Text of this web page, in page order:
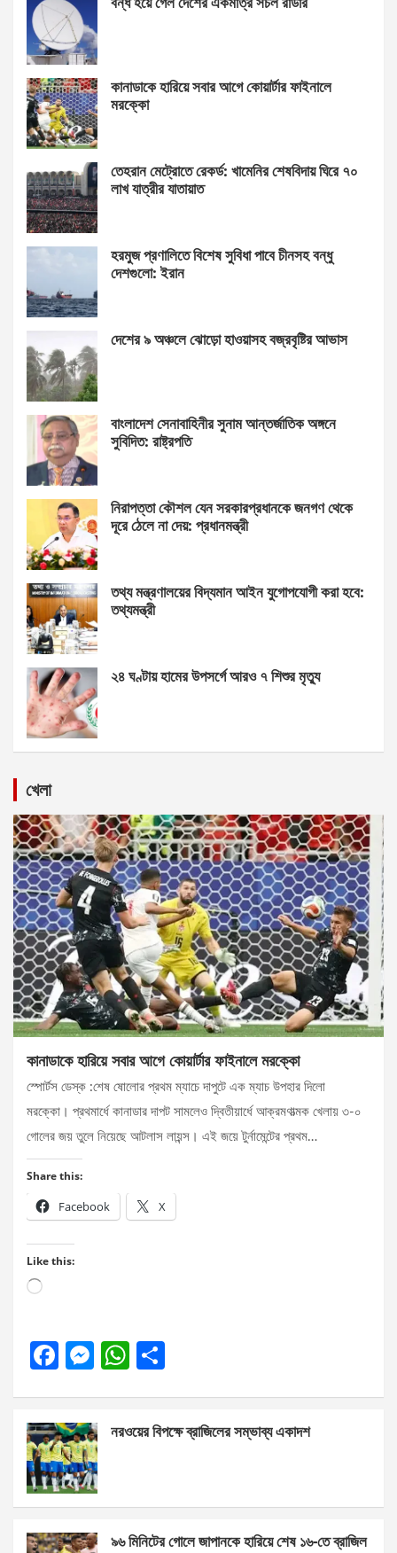
কানাডাকে হারিয়ে সবার আগে কোয়ার্টার ফাইনালে
মরক্কো
তেহরান মেট্রোতে রেকর্ড: খামেনির শেষবিদায় ঘিরে ৭০
লাখ যাত্রীর যাতায়াত
হরমুজ প্রণালিতে বিশেষ সুবিধা পাবে চীনসহ বন্ধু
দেশগুলো: ইরান
দেশের ৯ অঞ্চলে ঝোড়ো হাওয়াসহ বজ্রবৃষ্টির আভাস
বাংলাদেশ সেনাবাহিনীর সুনাম আন্তর্জাতিক অঙ্গনে
সুবিদিত: রাষ্ট্রপতি
নিরাপত্তা কৌশল যেন সরকারপ্রধানকে জনগণ থেকে
দূরে ঠেলে না দেয়: প্রধানমন্ত্রী
তথ্য মন্ত্রণালয়ের বিদ্যমান আইন যুগোপযোগী করা হবে:
তথ্যমন্ত্রী
২৪ ঘণ্টায় হামের উপসর্গে আরও ৭ শিশুর মৃত্যু
খেলা
কানাডাকে হারিয়ে সবার আগে কোয়ার্টার ফাইনালে মরক্কো
স্পোর্টস ডেস্ক :শেষ ষোলোর প্রথম ম্যাচে দাপুটে এক ম্যাচ উপহার দিলো
মরক্কো। প্রথমার্ধে কানাডার দাপট সামলেও দ্বিতীয়ার্ধে আক্রমণাত্মক খেলায় ৩-০
গোলের জয় তুলে নিয়েছে আটলাস লায়ন্স। এই জয়ে টুর্নামেন্টের প্রথম…
Share this:
Facebook X
Like this:
Loading…
F
b
o
o
k
M
n
g
er
W
s
p
e
নরওয়ের বিপক্ষে ব্রাজিলের সম্ভাব্য একাদশ
৯৬ মিনিটের গোলে জাপানকে হারিয়ে শেষ ১৬-তে ব্রাজিল